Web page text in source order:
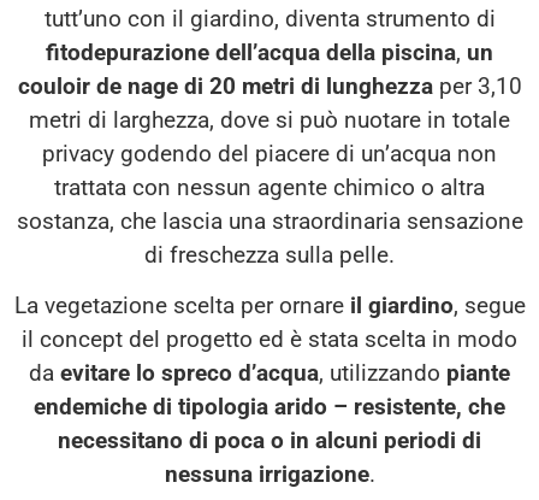
tutt’uno con il giardino, diventa strumento di
fitodepurazione dell’acqua della piscina, un
couloir de nage di 20 metri di lunghezzaper 3,10
metri di larghezza, dove si può nuotare in totale
privacy godendo del piacere di un’acqua non
trattata con nessun agente chimico o altra
sostanza, che lascia una straordinaria sensazione
di freschezza sulla pelle.
La vegetazione scelta per ornare il giardino, segue
il concept del progetto ed è stata scelta in modo
da evitare lo spreco d’acqua, utilizzando piante
endemiche di tipologia arido – resistente, che
necessitano di poca o in alcuni periodi di
nessuna irrigazione.